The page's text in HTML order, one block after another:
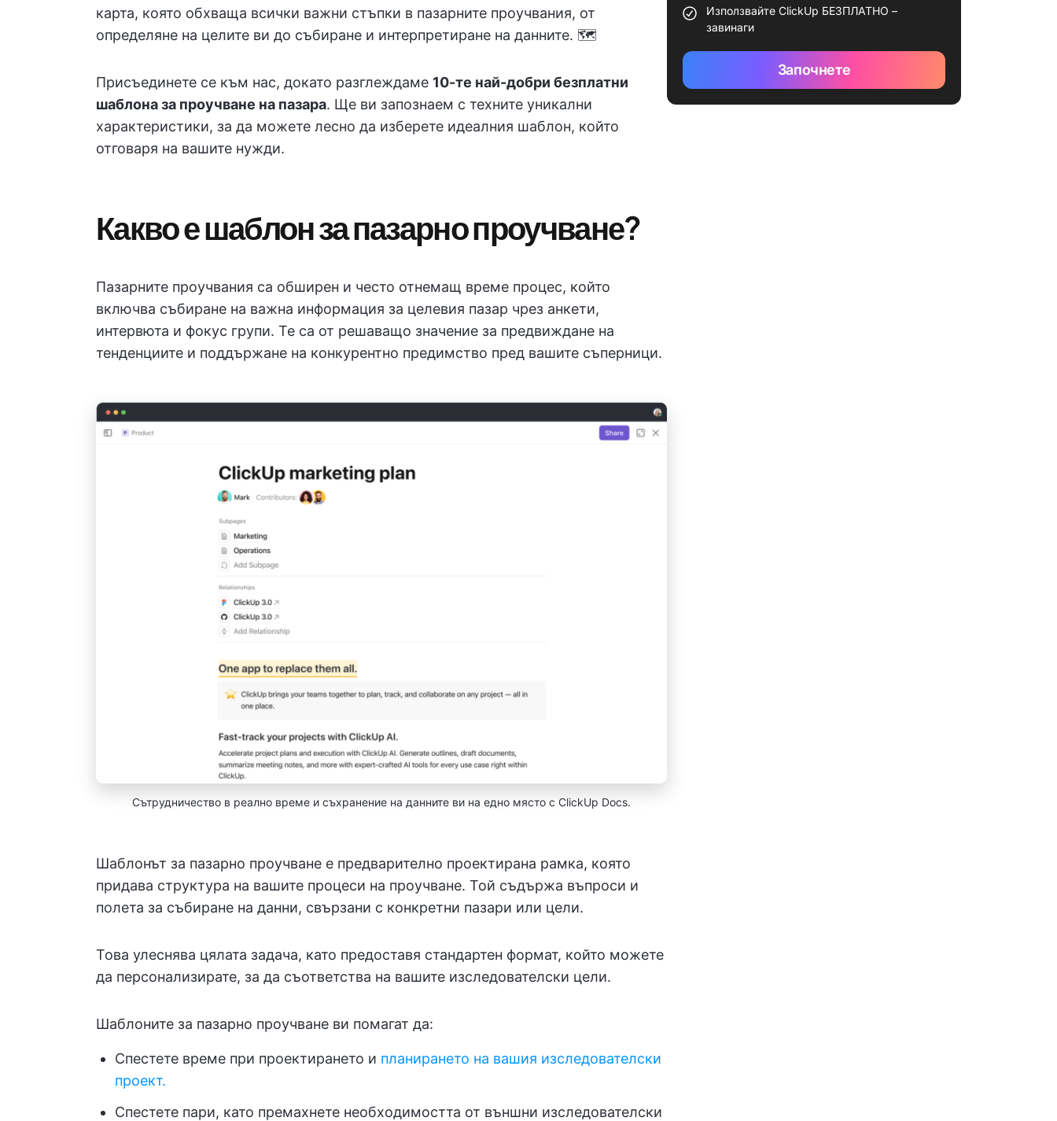
карта, която обхваща всички важни стъпки в пазарните проучвания, от
определяне на целите ви до събиране и интерпретиране на данните. 🗺️
Присъединете се към нас, докато разглеждаме 10-те най-добри безплатни
шаблона за проучване на пазара. Ще ви запознаем с техните уникални
характеристики, за да можете лесно да изберете идеалния шаблон, който
отговаря на вашите нужди.
Какво е шаблон за пазарно проучване?
Пазарните проучвания са обширен и често отнемащ време процес, който
включва събиране на важна информация за целевия пазар чрез анкети,
интервюта и фокус групи. Те са от решаващо значение за предвиждане на
тенденциите и поддържане на конкурентно предимство пред вашите съперници.
Сътрудничество в реално време и съхранение на данните ви на едно място с ClickUp Docs.
Шаблонът за пазарно проучване е предварително проектирана рамка, която
придава структура на вашите процеси на проучване. Той съдържа въпроси и
полета за събиране на данни, свързани с конкретни пазари или цели.
Това улеснява цялата задача, като предоставя стандартен формат, който можете
да персонализирате, за да съответства на вашите изследователски цели.
Шаблоните за пазарно проучване ви помагат да:
Спестете време при проектирането и планирането на вашия изследователски
проект.
Спестете пари, като премахнете необходимостта от външни изследователски
Използвайте ClickUp БЕЗПЛАТНО –
завинаги
Започнете